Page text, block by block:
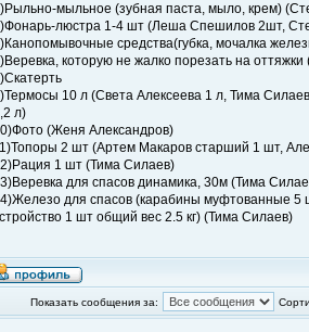
мыльное (зубная паста, мыло, крем)
люстра 1-4 шт (Леша Спешилов 2шт,
средства(губка, мочалка
которую не жалко порезать на
10 л (Света Алексеева 1 л, Тима
л)
(Женя Александров)
2 шт (Артем Макаров старший 1 шт,
1 шт (Тима Силаев)
для спасов динамика, 30м (Тима
для спасов (карабины муфтованные 5
1 шт общий вес 2.5 кг) (Тима Силаев)
Показать сообщения за: